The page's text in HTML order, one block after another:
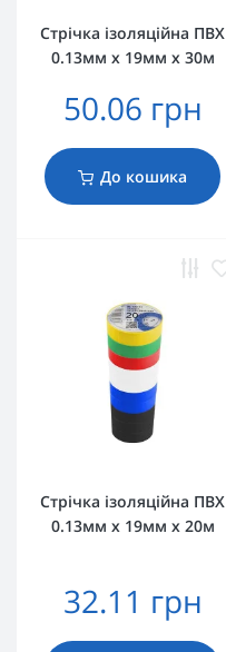
Стрічка ізоляційна ПВХ
0.13мм х 19мм х 30м
50.06 грн
До кошика
Стрічка ізоляційна ПВХ
0.13мм х 19мм х 20м
32.11 грн